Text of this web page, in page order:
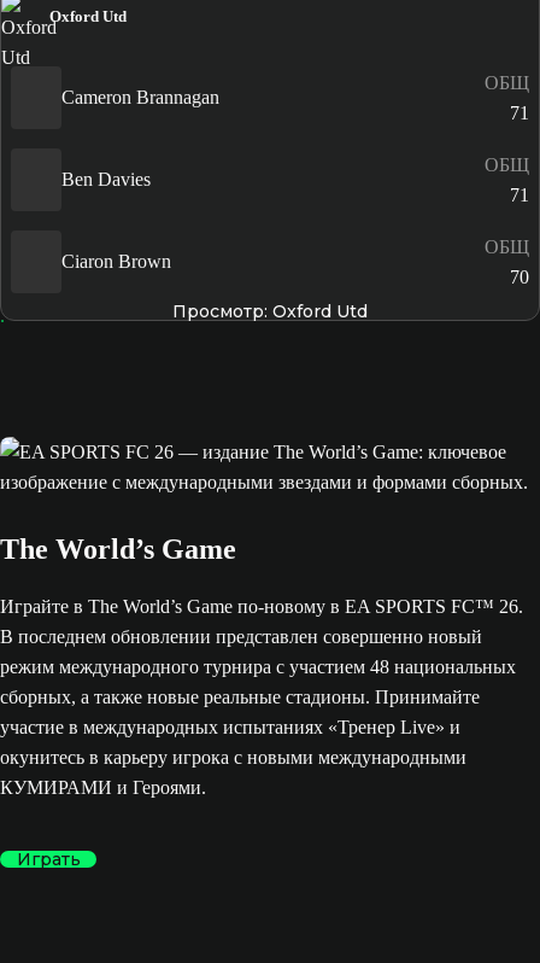
Oxford Utd
Cameron Brannagan
ОБЩ
71
Ben Davies
ОБЩ
71
Ciaron Brown
ОБЩ
70
Просмотр: Oxford Utd
The World’s Game
Играйте в The World’s Game по-новому в EA SPORTS FC™ 26.
В последнем обновлении представлен совершенно новый
режим международного турнира с участием 48 национальных
сборных, а также новые реальные стадионы. Принимайте
участие в международных испытаниях «Тренер Live» и
окунитесь в карьеру игрока с новыми международными
КУМИРАМИ и Героями.
Играть